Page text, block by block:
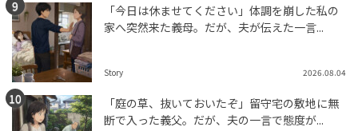
「今日は休ませてください」体調を崩した私の
家へ突然来た義母。だが、夫が伝えた一言...
Story 2026.08.04
「庭の草、抜いておいたぞ」留守宅の敷地に無
断で入った義父。だが、夫の一言で態度が...